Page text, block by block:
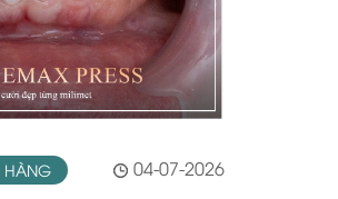
04-07-2026
HÀNG